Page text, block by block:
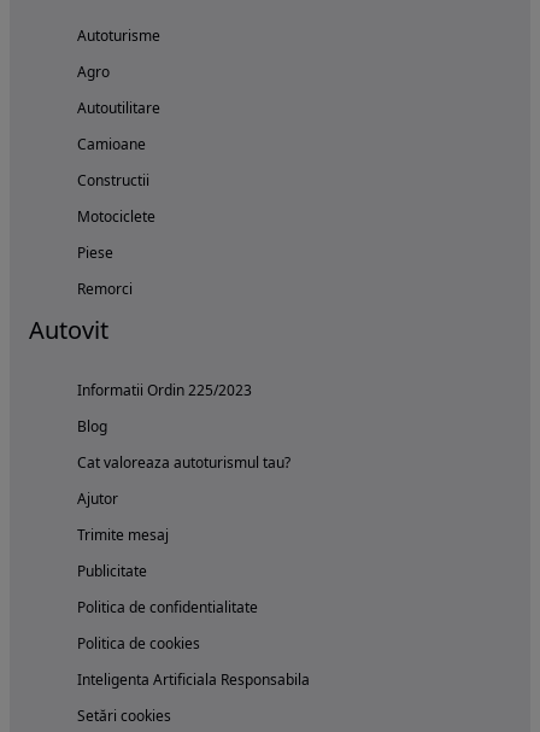
Autoturisme
Agro
Autoutilitare
Camioane
Constructii
Motociclete
Piese
Remorci
Autovit
Informatii Ordin 225/2023
Blog
Cat valoreaza autoturismul tau?
Ajutor
Trimite mesaj
Publicitate
Politica de confidentialitate
Politica de cookies
Inteligenta Artificiala Responsabila
Setări cookies